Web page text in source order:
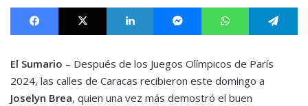
Facebook X LinkedIn MessengerWhatsApp
El Sumario – Después de los Juegos Olímpicos de París
2024, las calles de Caracas recibieron este domingo a
Joselyn Brea, quien una vez más demostró el buen